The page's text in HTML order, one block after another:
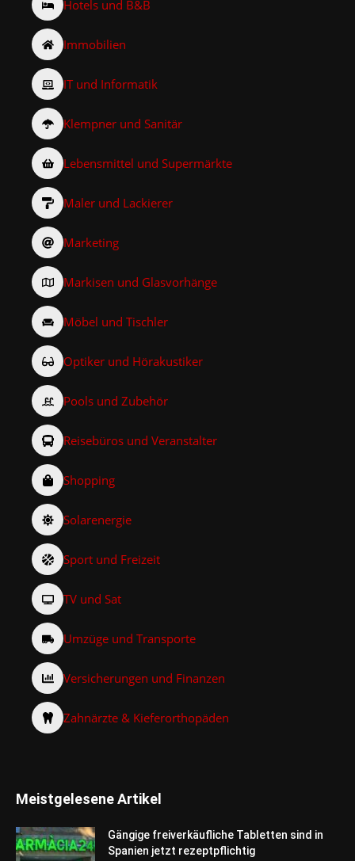
Hotels und B&B
Immobilien
IT und Informatik
Klempner und Sanitär
Lebensmittel und Supermärkte
Maler und Lackierer
Marketing
Markisen und Glasvorhänge
Möbel und Tischler
Optiker und Hörakustiker
Pools und Zubehör
Reisebüros und Veranstalter
Shopping
Solarenergie
Sport und Freizeit
TV und Sat
Umzüge und Transporte
Versicherungen und Finanzen
Zahnärzte & Kieferorthopäden
Meistgelesene Artikel
Gängige freiverkäufliche Tabletten sind in
Spanien jetzt rezeptpflichtig